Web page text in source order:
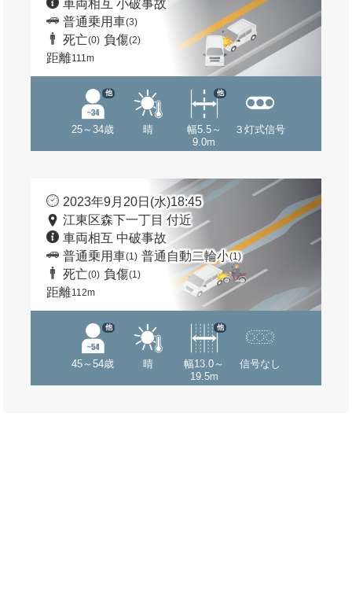
車両相互 小破事故
普通乗用車(3)
死亡(0) 負傷(2)
距離111m
25～34歳
他
晴
幅5.5～
9.0m
他
３灯式信号
2023年9月20日(水)18:45
江東区森下一丁目 付近
車両相互 中破事故
普通乗用車(1) 普通自動二輪小(1)
死亡(0) 負傷(1)
距離112m
45～54歳
他
晴
幅13.0～
19.5m
他
信号なし